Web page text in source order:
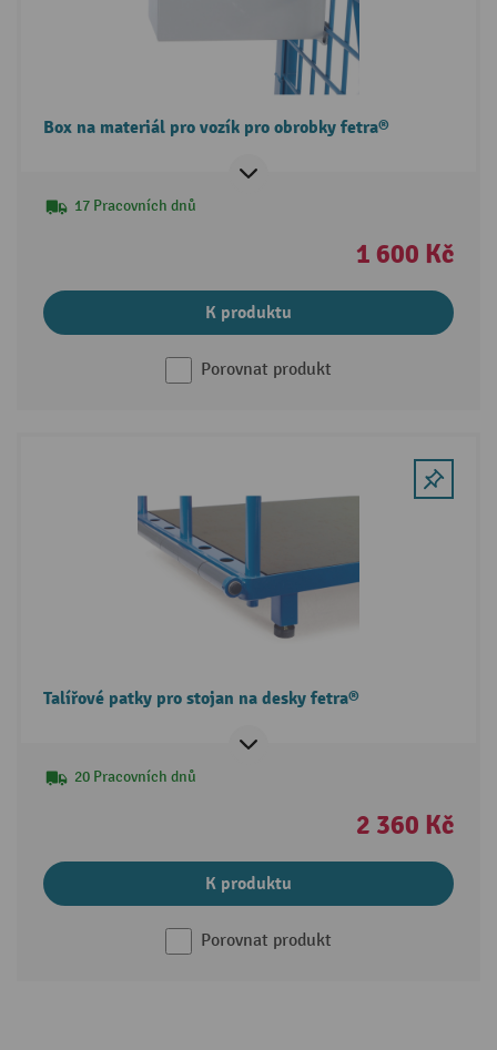
Box na materiál pro vozík pro obrobky fetra®
17 Pracovních dnů
1 600 Kč
K produktu
Porovnat produkt
Talířové patky pro stojan na desky fetra®
20 Pracovních dnů
2 360 Kč
K produktu
Porovnat produkt